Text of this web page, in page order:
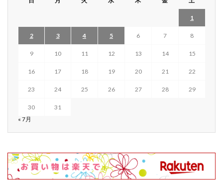
1
2 3 4 5 6 7 8
9 10 11 12 13 14 15
16 17 18 19 20 21 22
23 24 25 26 27 28 29
30
31
« 7月